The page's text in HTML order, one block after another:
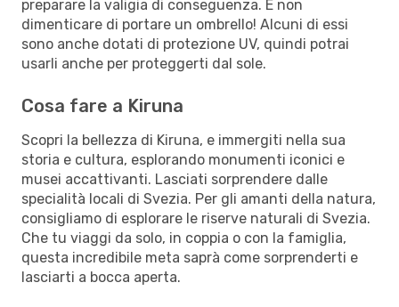
preparare la valigia di conseguenza. E non
dimenticare di portare un ombrello! Alcuni di essi
sono anche dotati di protezione UV, quindi potrai
usarli anche per proteggerti dal sole.
Cosa fare a Kiruna
Scopri la bellezza di Kiruna, e immergiti nella sua
storia e cultura, esplorando monumenti iconici e
musei accattivanti. Lasciati sorprendere dalle
specialità locali di Svezia. Per gli amanti della natura,
consigliamo di esplorare le riserve naturali di Svezia.
Che tu viaggi da solo, in coppia o con la famiglia,
questa incredibile meta saprà come sorprenderti e
lasciarti a bocca aperta.